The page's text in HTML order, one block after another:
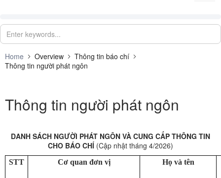
Home Overview
Thông tin báo chí
Thông tin người phát ngôn
Thông tin người phát ngôn
DANH SÁCH NGƯỜI PHÁT NGÔN VÀ CUNG CẤP THÔNG TIN
CHO BÁO CHÍ (Cập nhật tháng 4/2026)
STT Cơ quan đơn vị Họ và tên